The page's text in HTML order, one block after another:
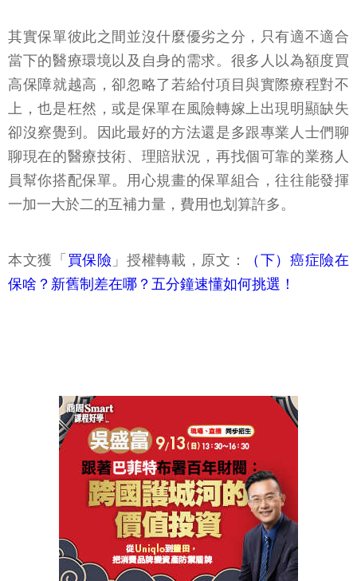
其實保單彼此之間並沒什麼優劣之分，只有適不適合
當下的醫療環境以及自身的需求。很多人以為額度買
高保障就越高，卻忽略了若給付項目與實際療程對不
上，也是枉然，或是保單在風險轉嫁上出現明顯缺失
卻沒察覺到。因此最好的方法還是多跟專業人士們聊
聊現在的醫療技術、理賠狀況，再找個可靠的業務人
員幫你搭配保單。用心規畫的保單組合，往往能發揮
一加一大於二的互補力量，費用也划算許多。
本文獲「 買保險 」授權轉載，原文：
（下）癌症險在
保啥？新舊制差在哪？五分鐘速懂如何挑選！